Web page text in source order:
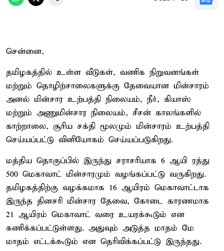
சென்னை,
தமிழகத்தில் உள்ள வீடுகள், வணிக நிறுவனங்கள்
மற்றும் தொழிற்சாலைகளுக்கு தேவையான மின்சாரம்
அனல் மின்சார உற்பத்தி நிலையம், நீர், கியாஸ்
மற்றும் அணுமின்சார நிலையம், சீசன் காலங்களில்
காற்றாலை, சூரிய சக்தி மூலமும் மின்சாரம் உற்பத்தி
செய்யப்பட்டு வினியோகம் செய்யப்படுகிறது.
மத்திய தொகுப்பில் இருந்து சராசரியாக 6 ஆயி ரத்து
500 மெகாவாட் மின்சாரமும் வழங்கப்பட்டு வருகிறது.
தமிழகத்திற்கு வழக்கமாக 16 ஆயிரம் மெகாவாட்டாக
இருந்த தினசரி மின்சார தேவை, கோடை காரணமாக
21 ஆயிரம் மெகாவாட் வரை உயரக்கூடும் என
கணிக்கப்பட்டுள்ளது. அதுவும் அடுத்த மாதம் மே
மாதம் எட்டக்கூடும் என தெரிவிக்கப்பட்டு இருந்தது.